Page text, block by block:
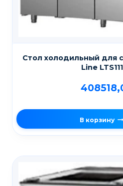
Стол холодильный для
Line
В корзину